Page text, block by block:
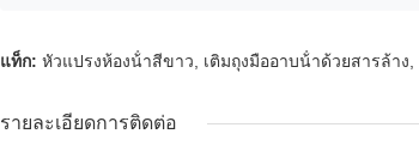
แท็ก: หัวแปรงห้องน้ําสีขาว, เติมถุงมืออาบน้ําด้วยสารล้าง,
รายละเอียดการติดต่อ